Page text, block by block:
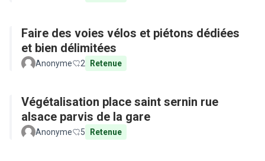
Faire des voies vélos et piétons dédiées
et bien délimitées
Anonyme 2 Retenue
Végétalisation place saint sernin rue
alsace parvis de la gare
Anonyme 5 Retenue